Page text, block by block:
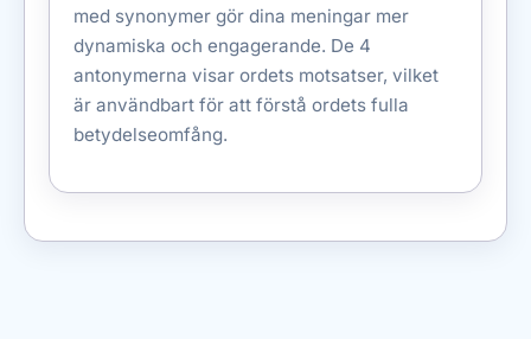
med synonymer gör dina meningar mer
dynamiska och engagerande. De 4
antonymerna visar ordets motsatser, vilket
är användbart för att förstå ordets fulla
betydelseomfång.